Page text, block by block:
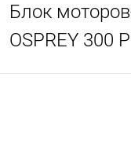
Блок
OSPREY 300